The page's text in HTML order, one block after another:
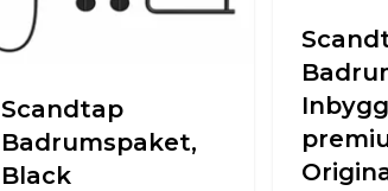
Scandtap
Badrumspaket,
Black